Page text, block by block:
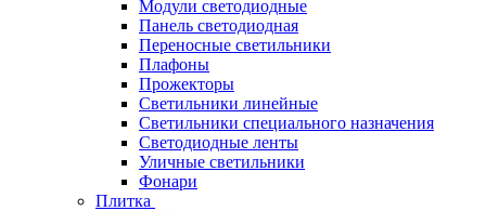
Модули светодиодные
Панель светодиодная
Переносные светильники
Плафоны
Прожекторы
Светильники линейные
Светильники специального назначения
Светодиодные ленты
Уличные светильники
Фонари
Плитка